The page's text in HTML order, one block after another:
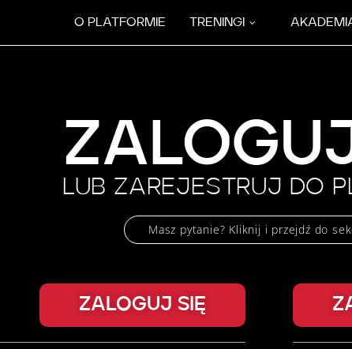
O PLATFORMIE TRENINGI
LUB ZAREJESTRUJ DO
Masz pytanie? Kliknij i przejdź do
ZALOGUJ SIĘ